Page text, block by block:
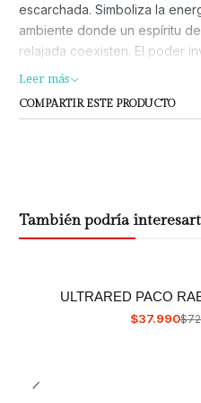
escarchada. Simboliza la
ambiente donde un espíritu
relajada coexisten. El poder
for Him, adquiere el poder
Leer más
COMPARTIR ESTE PRODUCTO
También podría
ULTRARED PACO
$37.990